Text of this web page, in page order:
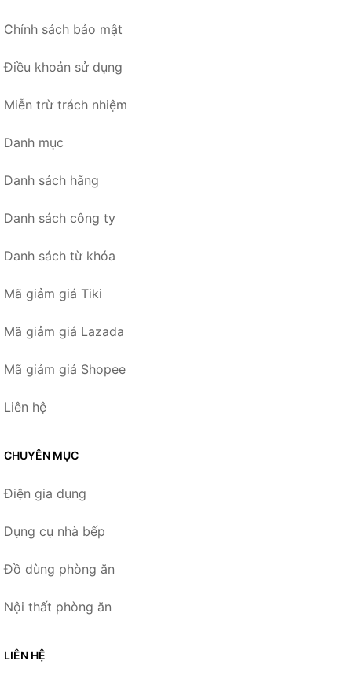
Chính sách bảo mật
Điều khoản sử dụng
Miễn trừ trách nhiệm
Danh mục
Danh sách hãng
Danh sách công ty
Danh sách từ khóa
Mã giảm giá Tiki
Mã giảm giá Lazada
Mã giảm giá Shopee
Liên hệ
CHUYÊN MỤC
Điện gia dụng
Dụng cụ nhà bếp
Đồ dùng phòng ăn
Nội thất phòng ăn
LIÊN HỆ